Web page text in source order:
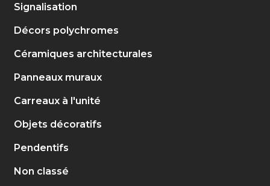
Signalisation
Décors polychromes
Céramiques architecturales
Panneaux muraux
Carreaux à l'unité
Objets décoratifs
Pendentifs
Non classé